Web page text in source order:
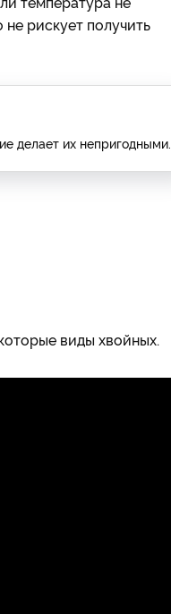
рискует получить
делает их непригодными.
виды хвойных.